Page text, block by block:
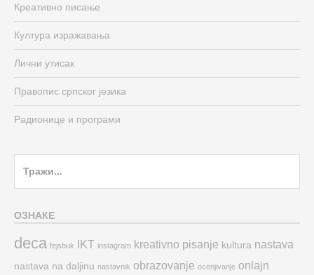
Креативно писање
Култура изражавања
Лични утисак
Правопис српског језика
Радионице и програми
ОЗНАКЕ
deca fejsbuk IKT instagram kreativno pisanje kultura nastava
nastava na daljinu nastavnik obrazovanje ocenjivanje onlajn